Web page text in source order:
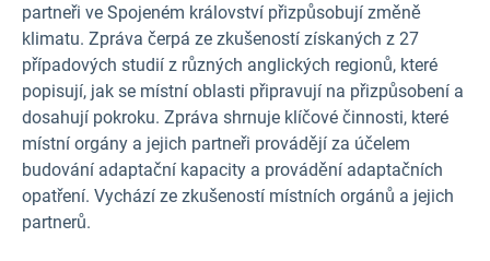
partneři ve Spojeném království přizpůsobují změně
klimatu. Zpráva čerpá ze zkušeností získaných z 27
případových studií z různých anglických regionů, které
popisují, jak se místní oblasti připravují na přizpůsobení a
dosahují pokroku. Zpráva shrnuje klíčové činnosti, které
místní orgány a jejich partneři provádějí za účelem
budování adaptační kapacity a provádění adaptačních
opatření. Vychází ze zkušeností místních orgánů a jejich
partnerů.